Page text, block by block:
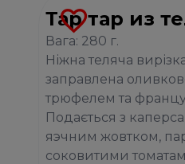
Тар тар из
Вага: 280 г.
Ніжна теляча
заправлена
трюфелем та
Подається з
яэчним жовтком,
соковитими